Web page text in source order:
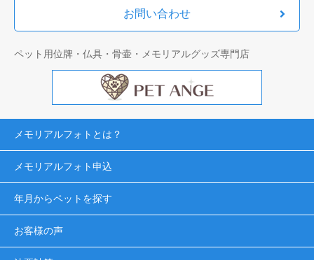
お問い合わせ
ペット用位牌・仏具・骨壷・メモリアルグッズ専門店
メモリアルフォトとは？
メモリアルフォト申込
年月からペットを探す
お客様の声